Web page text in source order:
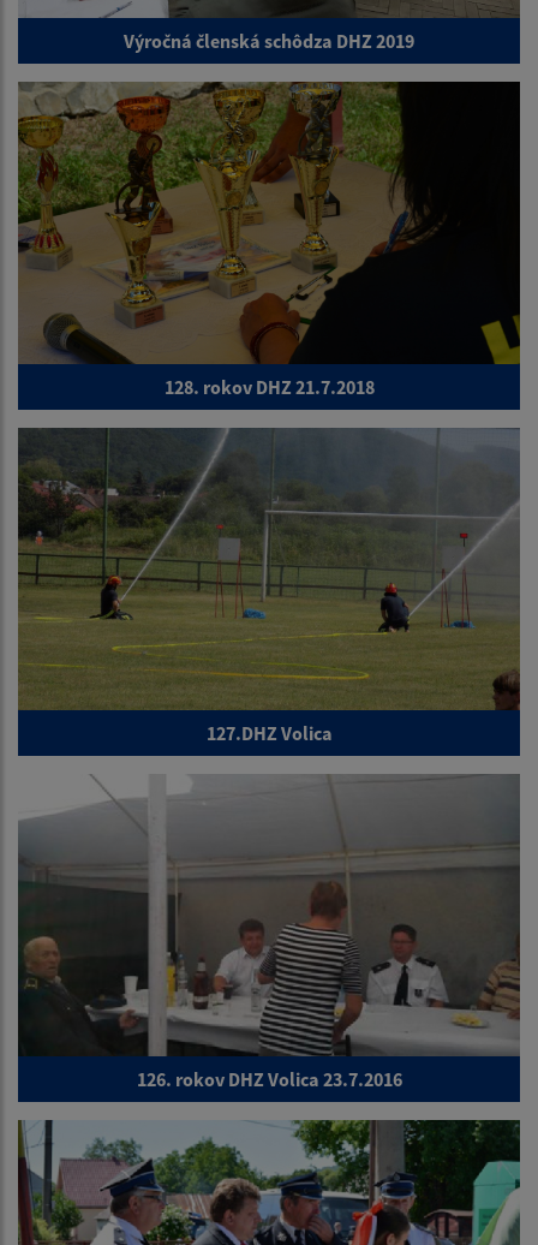
Výročná členská schôdza DHZ 2019
128. rokov DHZ 21.7.2018
127.DHZ Volica
126. rokov DHZ Volica 23.7.2016